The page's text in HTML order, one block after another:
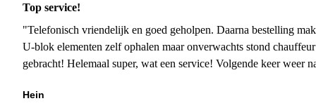
Top service!
"Telefonisch vriendelijk en goed geholpen. Daarna bestelling
U-blok elementen zelf ophalen maar onverwachts stond
gebracht! Helemaal super, wat een service! Volgende keer weer
Hein